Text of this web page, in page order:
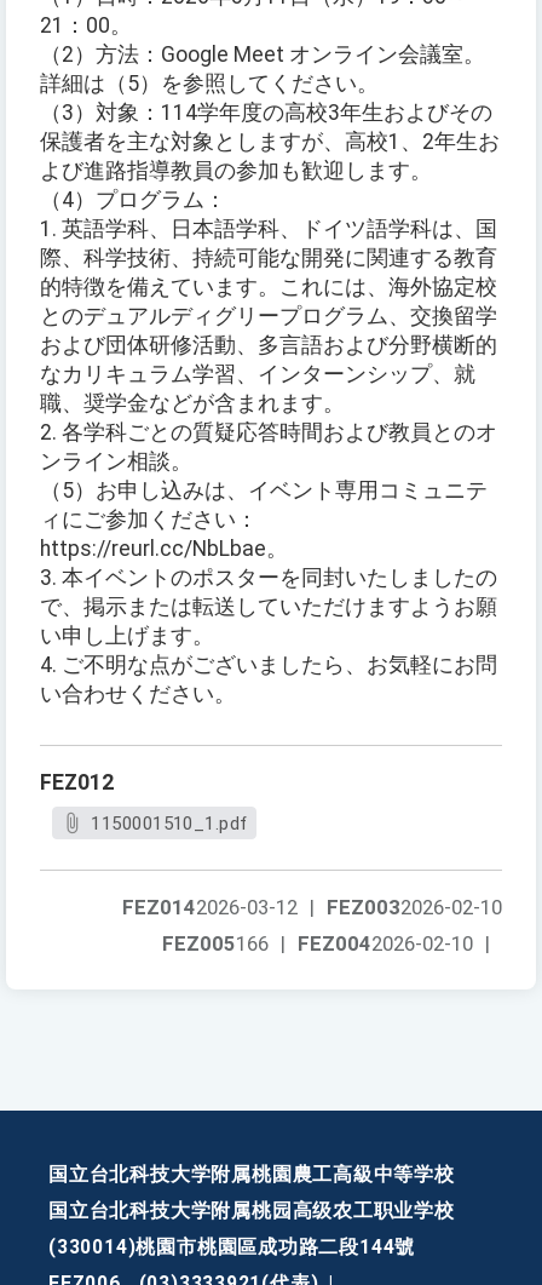
21：00。
（2）方法：Google Meet オンライン会議室。
詳細は（5）を参照してください。
（3）対象：114学年度の高校3年生およびその
保護者を主な対象としますが、高校1、2年生お
よび進路指導教員の参加も歓迎します。
（4）プログラム：
1. 英語学科、日本語学科、ドイツ語学科は、国
際、科学技術、持続可能な開発に関連する教育
的特徴を備えています。これには、海外協定校
とのデュアルディグリープログラム、交換留学
および団体研修活動、多言語および分野横断的
なカリキュラム学習、インターンシップ、就
職、奨学金などが含まれます。
2. 各学科ごとの質疑応答時間および教員とのオ
ンライン相談。
（5）お申し込みは、イベント専用コミュニテ
ィにご参加ください：
https://reurl.cc/NbLbae。
3. 本イベントのポスターを同封いたしましたの
で、掲示または転送していただけますようお願
い申し上げます。
4. ご不明な点がございましたら、お気軽にお問
い合わせください。
FEZ012
1150001510_1.pdf
FEZ0032026-02-10
FEZ0142026-03-12 |
FEZ0042026-02-10 |
FEZ005166 |
国立台北科技大学附属桃園農工高級中等学校
国立台北科技大学附属桃园高级农工职业学校
(330014)桃園市桃園區成功路二段144號